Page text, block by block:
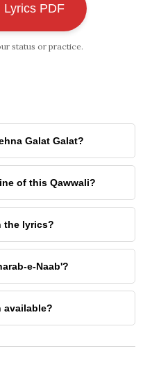
Lyrics PDF
status or practice.
Galat Galat?
of this Qawwali?
the lyrics?
e-Naab'?
available?